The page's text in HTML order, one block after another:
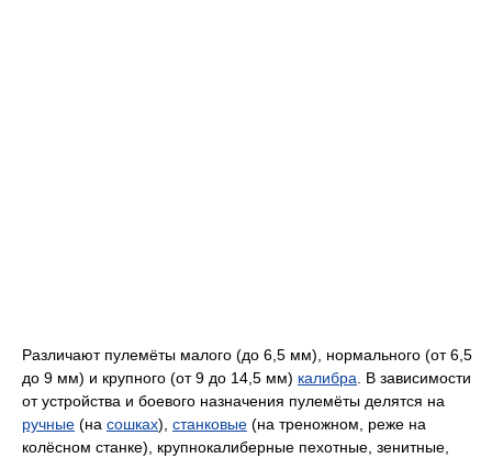
Различают пулемёты малого (до 6,5 мм), нормального (от 6,5
до 9 мм) и крупного (от 9 до 14,5 мм) калибра . В зависимости
от устройства и боевого назначения пулемёты делятся на
ручные (на сошках), станковые (на треножном, реже на
колёсном станке), крупнокалиберные пехотные, зенитные,